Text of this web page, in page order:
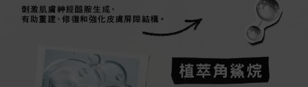
刺激肌膚神經醯胺生成，
有助重建、修復和強化皮膚屏障結構。
植萃角鯊烷